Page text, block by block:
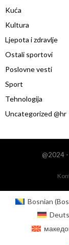
Kuća
Kultura
Ljepota i zdravlje
Ostali sportovi
Poslovne vesti
Sport
Tehnologija
Uncategorized @hr
@2024
Bosnian (